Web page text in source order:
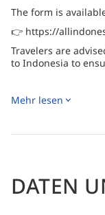
The form is
👉 https://
Travelers are
to Indonesia to
Mehr lesen
DATEN